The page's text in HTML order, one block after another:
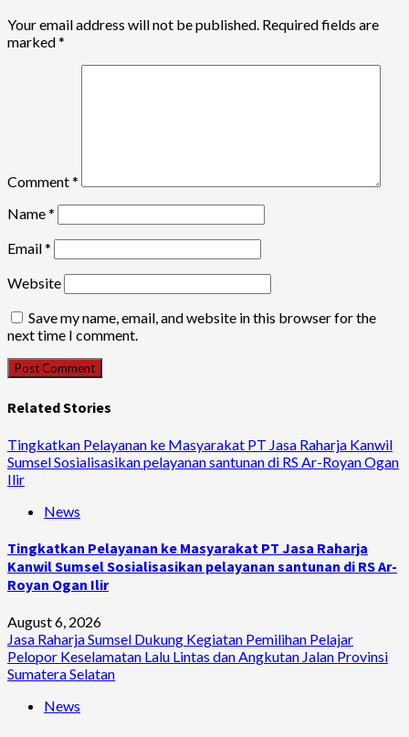
Your email address will not be published. Required fields are
marked*
Comment*
Name*
Email*
Website
Save my name, email, and website in this browser for the
next time I comment.
Related Stories
Tingkatkan Pelayanan ke Masyarakat PT Jasa Raharja Kanwil
Sumsel Sosialisasikan pelayanan santunan di RS Ar-Royan Ogan
Ilir
News
Tingkatkan Pelayanan ke Masyarakat PT Jasa Raharja
Kanwil Sumsel Sosialisasikan pelayanan santunan di RS Ar-
Royan Ogan Ilir
August 6, 2026
Jasa Raharja Sumsel Dukung Kegiatan Pemilihan Pelajar
Pelopor Keselamatan Lalu Lintas dan Angkutan Jalan Provinsi
Sumatera Selatan
News